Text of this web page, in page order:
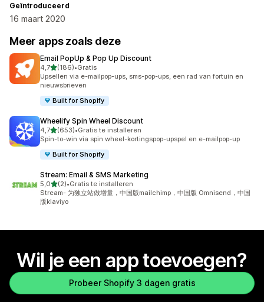
Geïntroduceerd
16 maart 2020
Meer apps zoals deze
Email PopUp & Pop Up Discount
4,7van 5 sterren
(186)
186 recensies in totaal
•Gratis
Upsellen via e-mailpop-ups, sms-pop-ups, een rad van fortuin en
nieuwsbrieven
Built for Shopify
Wheelify Spin Wheel Discount
4,7van 5 sterren
(653)
653 recensies in totaal
•Gratis te installeren
Spin-to-win via spin wheel-kortingspop-upspel en e-mailpop-up
Built for Shopify
Stream: Email & SMS Marketing
5,0van 5 sterren
(2)
2 recensies in totaal
•Gratis te installeren
Stream- 为独立站做增量，中国版mailchimp，中国版 Omnisend，中国
版klaviyo
Wil je een app toevoegen?
Probeer Shopify 3 dagen gratis